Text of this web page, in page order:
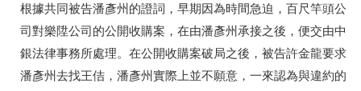
根據共同被告潘彥州的證詞，早期因為時間急迫，百尺竿頭公
司對樂陞公司的公開收購案，在由潘彥州承接之後，便交由中
銀法律事務所處理。在公開收購案破局之後，被告許金龍要求
潘彥州去找王佶，潘彥州實際上並不願意，一來認為與違約的